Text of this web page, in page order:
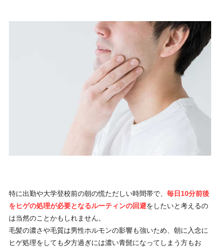
特に出勤や大学登校前の朝の慌ただしい時間帯で、 毎日10分前後
をヒゲの処理が必要となるルーティンの回避をしたいと考えるの
は当然のことかもしれません。
毛髪の濃さや毛質は男性ホルモンの影響も強いため、朝に入念に
ヒゲ処理をしても夕方過ぎには濃い青髭になってしまう方もお